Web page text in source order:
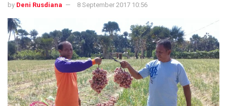
by Deni Rusdiana 8 September 2017 10:56